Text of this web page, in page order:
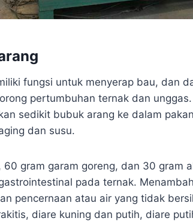
fungsi untuk menyerap bau, dan
pertumbuhan ternak dan
sedikit bubuk arang ke dalam
dan susu.
60 gram garam goreng, dan 30
pada ternak.
pencernaan atau air yang tidak
diare kuning dan putih, diare